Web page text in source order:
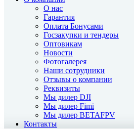
О нас
Гарантия
Оплата Бонусами
Госзакупки и тендеры
Оптовикам
Новости
Фотогалерея
Наши сотрудники
Отзывы о компании
Реквизиты
Мы дилер DJI
Мы дилер Fimi
Мы дилер BETAFPV
Контакты